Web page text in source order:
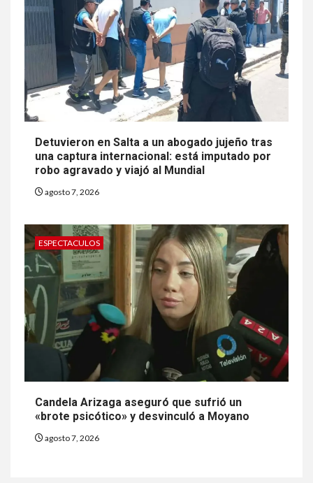
Detuvieron en Salta a un abogado jujeño tras
una captura internacional: está imputado por
robo agravado y viajó al Mundial
agosto 7, 2026
ESPECTACULOS
Candela Arizaga aseguró que sufrió un
«brote psicótico» y desvinculó a Moyano
agosto 7, 2026